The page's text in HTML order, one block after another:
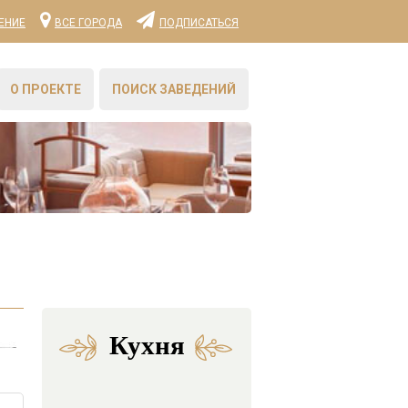
ВСЕ ГОРОДА ПОДПИСАТЬСЯ
О ПРОЕКТЕ ПОИСК ЗАВЕДЕНИЙ
Кухня